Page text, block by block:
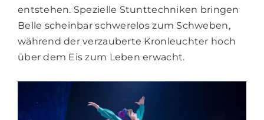
entstehen. Spezielle Stunttechniken bringen
Belle scheinbar schwerelos zum Schweben,
während der verzauberte Kronleuchter hoch
über dem Eis zum Leben erwacht.